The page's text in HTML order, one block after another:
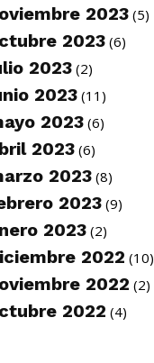
2023(5)
2023 (6)
2023 (2)
2023(11)
2023(6)
2023(6)
2023 (8)
2023 (9)
2023 (2)
2022 (10)
2022 (2)
2022 (4)